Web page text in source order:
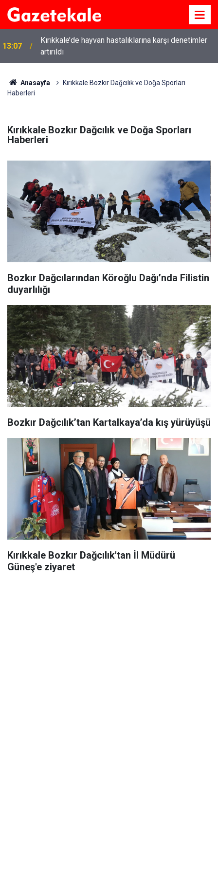
13:07
Kırıkkale’de hayvan hastalıklarına karşı denetimler
artırıldı
12:12 Kırıkkale’de bugün vefat edenler: 7 Ağustos 2026
Anasayfa
Kırıkkale Bozkır Dağcılık ve Doğa Sporları
Haberleri
Kırıkkale Bozkır Dağcılık ve Doğa Sporları
Haberleri
Bozkır Dağcılarından Köroğlu Dağı’nda Filistin
duyarlılığı
Bozkır Dağcılık’tan Kartalkaya’da kış yürüyüşü
Kırıkkale Bozkır Dağcılık'tan İl Müdürü
Güneş'e ziyaret